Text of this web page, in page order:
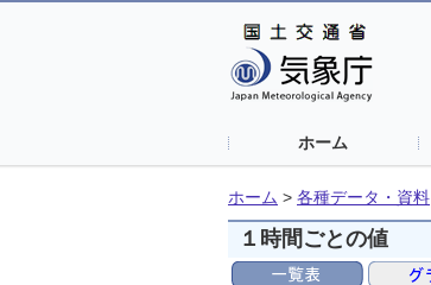
ホーム
ホーム > 各種データ・資料
１時間ごとの値